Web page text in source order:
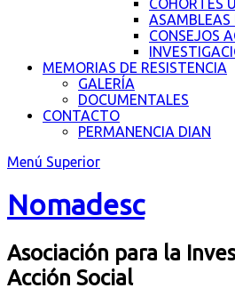
COHORTES
ASAMBLEAS
CONSEJOS
MEMORIAS DE RESISTENCIA
GALERÍA
DOCUMENTALES
CONTACTO
PERMANENCIA DIAN
Menú Superior
Nomadesc
Asociación para la
Acción Social